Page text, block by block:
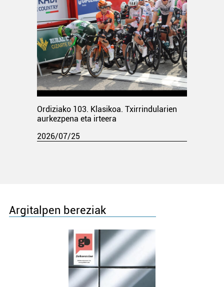
Ordiziako 103. Klasikoa. Txirrindularien
aurkezpena eta irteera
2026/07/25
Argitalpen bereziak